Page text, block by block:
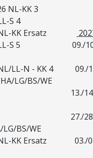
NL-KK 3
S 4
NL-KK Ersatz
LL-S 5 09./
NL/LL-N - KK 4 09./
LG/BS/WE
BS/WE
NL-KK Ersatz 03./